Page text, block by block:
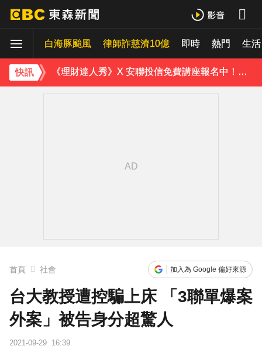
白海豚颱風 律師詐慈濟10億 即時 熱門 生活
快訊
永和豆漿創辦人林炳生病逝 享壽70歲
台指期夜盤狂飆736點 專家揭反彈契機上看48000點
《理財達人秀》X 安聯投信免費講座報名中！搶先卡位 2027
首頁 社會 加入為 Google 偏好來源
台大教授遭控騙上床 「3聯單爆案
外案」被告身分超驚人
2021-09-29 16:39